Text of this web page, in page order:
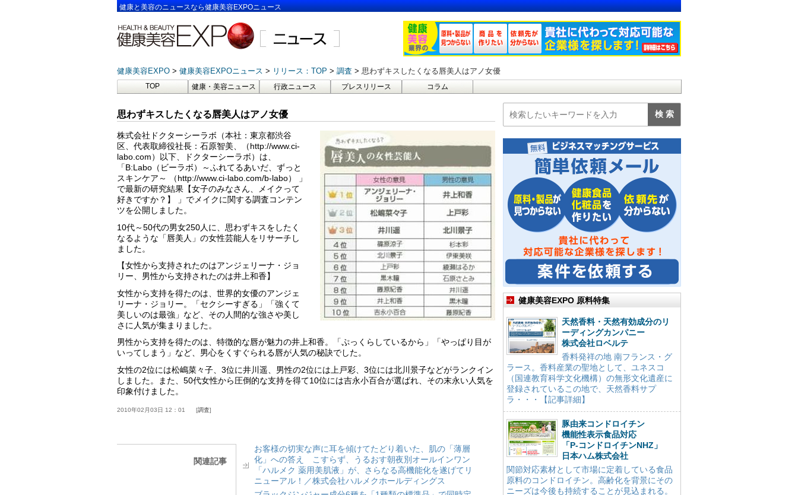
健康と美容のニュースなら健康美容EXPOニュース
健康美容EXPO 健康美容EXPOニュース リリース：TOP 調査 思わずキスしたくなる唇美人はアノ女優
TOP 健康・美容ニュース 行政ニュース プレスリリース コラム
思わずキスしたくなる唇美人はアノ女優
株式会社ドクターシーラボ（本社：東京都渋谷
区、代表取締役社長：石原智美、（http://www.ci-
labo.com）以下、ドクターシーラボ）は、
「B:Labo（ビーラボ）～ふれてるあいだ、ずっと
スキンケア～ （http://www.ci-labo.com/b-labo） 」
で最新の研究結果【女子のみなさん、メイクって
好きですか？】 」でメイクに関する調査コンテン
ツを公開しました。
10代～50代の男女250人に、思わずキスをしたく
なるような「唇美人」の女性芸能人をリサーチし
ました。
【女性から支持されたのはアンジェリーナ・ジョ
リー、男性から支持されたのは井上和香】
女性から支持を得たのは、世界的女優のアンジェ
リーナ・ジョリー。「セクシーすぎる」「強くて
美しいのは最強」など、その人間的な強さや美し
さに人気が集まりました。
男性から支持を得たのは、特徴的な唇が魅力の井上和香。「ぷっくらしているから」「やっぱり目が
いってしまう」など、男心をくすぐられる唇が人気の秘訣でした。
女性の2位には松嶋菜々子、3位に井川遥、男性の2位には上戸彩、3位には北川景子などがランクイン
しました。また、50代女性から圧倒的な支持を得て10位には吉永小百合が選ばれ、その末永い人気を
印象付けました。
2010年02月03日 12：01 調査
関連記事
お客様の切実な声に耳を傾けてたどり着いた、肌の「薄層
化」への答え こすらず、うるおす朝夜別オールインワン
「ハルメク 薬用美肌液」が、さらなる高機能化を遂げてリ
ニューアル！／株式会社ハルメクホールディングス
健康美容EXPO 原料特集
天然香料・天然有効成分のリ
ーディングカンパニー
株式会社ロベルテ
香料発祥の地 南フランス・グ
ラース。香料産業の聖地として、ユネスコ
（国連教育科学文化機構）の無形文化遺産に
登録されているこの地で、天然香料サプ
ラ・・・【記事詳細】
豚由来コンドロイチン
機能性表示食品対応
「P-コンドロイチンNHZ」
日本ハム株式会社
関節対応素材として市場に定着している食品
原料のコンドロイチン。高齢化を背景にその
ニーズは今後も持続することが見込まれる。